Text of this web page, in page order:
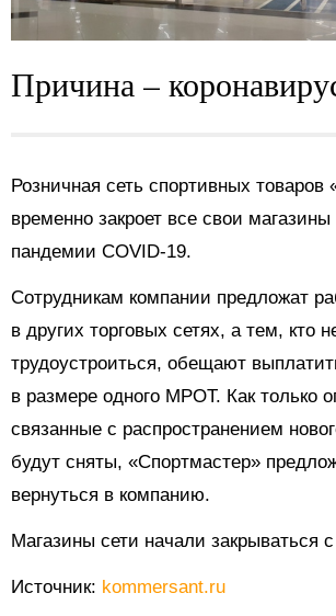
Причина –
Розничная сеть спортивных товаров
временно закроет все свои
пандемии COVID-19.
Сотрудникам компании предложат
в других торговых сетях, а тем, кто
трудоустроиться, обещают
в размере одного МРОТ. Как только
связанные с распространением
будут сняты, «Спортмастер»
вернуться в компанию.
Магазины сети начали закрываться
Источник: kommersant.ru